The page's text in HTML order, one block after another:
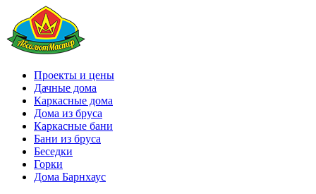
Проекты и цены
Дачные дома
Каркасные дома
Дома из бруса
Каркасные бани
Бани из бруса
Беседки
Горки
Дома Барнхаус